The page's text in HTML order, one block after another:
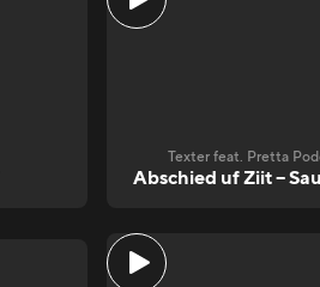
Texter feat. Pretta
Abschied uf Ziit –